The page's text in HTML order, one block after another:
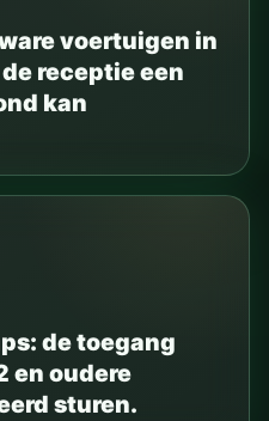
voertuigen in
receptie een
kan
de toegang
en oudere
sturen.